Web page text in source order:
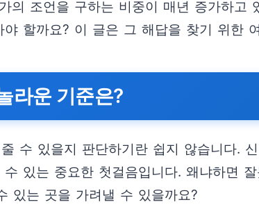
의 조언을 구하는 비중이 매년 증가하고
할까요? 이 글은 그 해답을 찾기 위한
라운 기준은?
수 있을지 판단하기란 쉽지 않습니다.
있는 중요한 첫걸음입니다. 왜냐하면
있는 곳을 가려낼 수 있을까요?